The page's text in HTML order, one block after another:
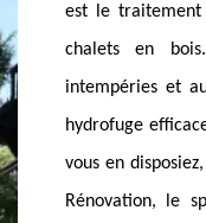
aux
un
qui
de lasure. La
protection, elle
résistance
pas à appeler un
Lathuile,